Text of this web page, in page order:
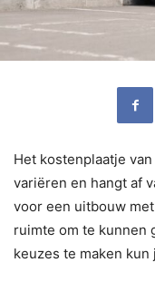
Het kostenplaatje
variëren en hangt af
voor een uitbouw
ruimte om te kunnen
keuzes te maken